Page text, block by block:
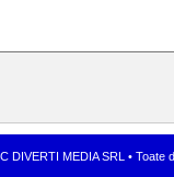
DIVERTI MEDIA SRL •